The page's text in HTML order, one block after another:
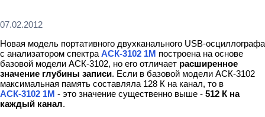
07.02.2012
Новая модель портативного двухканального USB-осциллографа
с анализатором спектра АСК-3102 1М построена на основе
базовой модели АСК-3102, но его отличает расширенное
значение глубины записи. Если в базовой модели АСК-3102
максимальная память составляла 128 К на канал, то в
АСК-3102 1М - это значение существенно выше - 512 К на
каждый канал.